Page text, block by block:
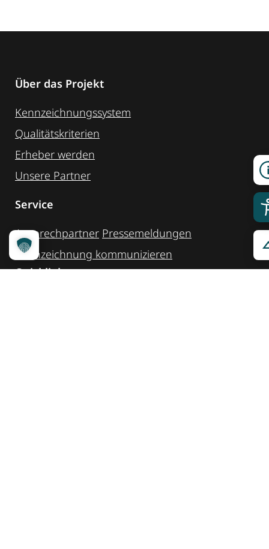
Über das Projekt
Kennzeichnungssystem
Qualitätskriterien
Erheber werden
Unsere Partner
Service
Ansprechpartner Pressemeldungen
Kennzeichnung ­kommunizieren
Quicklinks